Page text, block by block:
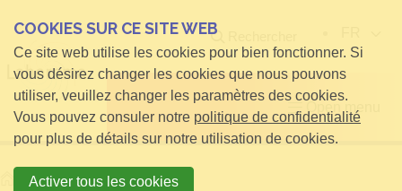
Open menu
Homeinfos pour Visiteurs
COOKIES SUR CE SITE WEB
Ce site web utilise les cookies pour bien fonctionner. Si
vous désirez changer les cookies que nous pouvons
utiliser, veuillez changer les paramètres des cookies.
Vous pouvez consuler notre politique de confidentialité
pour plus de détails sur notre utilisation de cookies.
Activer tous les cookies